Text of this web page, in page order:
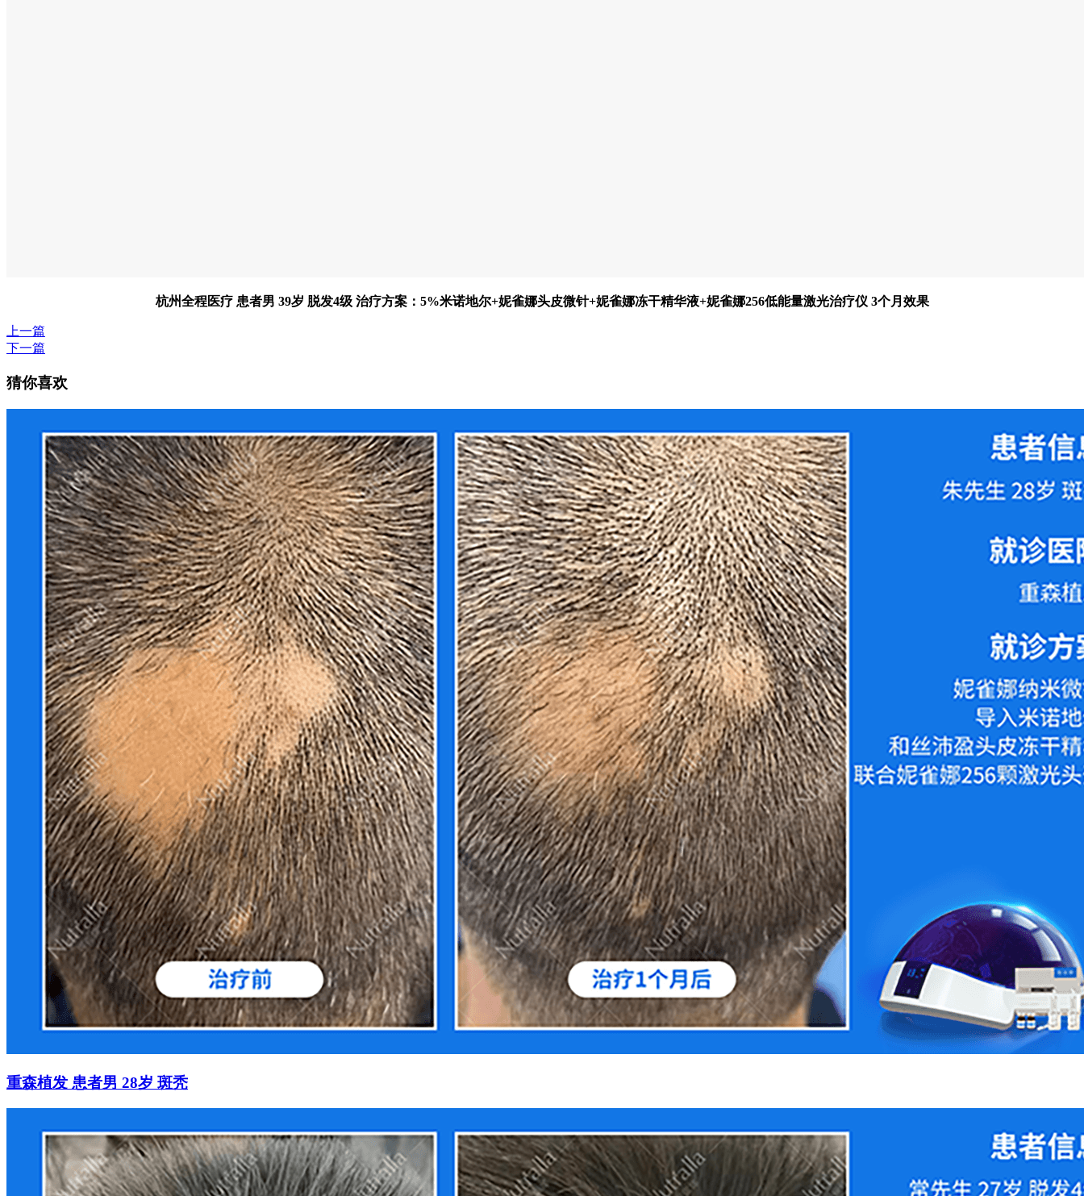
杭州全程医疗 患者男 39岁 脱发4级 治疗方案：5%米诺地尔+妮雀娜头皮微针+妮雀娜冻干精华液+妮雀娜256低能量激光治疗仪 3个月效果
上一篇
下一篇
猜你喜欢
重森植发 患者男 28岁 斑秃